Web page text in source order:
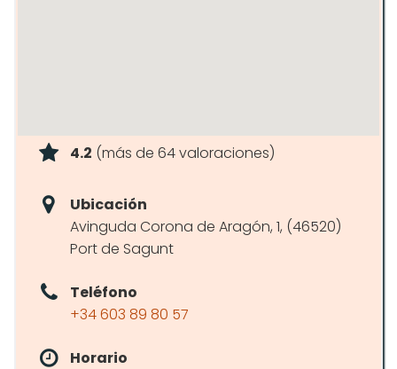
4.2 (más de 64 valoraciones)
Ubicación
Avinguda Corona de Aragón, 1, (46520)
Port de Sagunt
Teléfono
+34 603 89 80 57
Horario